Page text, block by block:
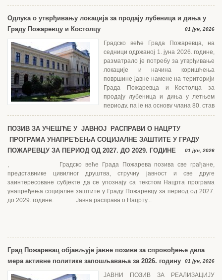
скупштинској сали града организовано је и полагање...
Одлука о утврђивању локација за продају лубеница и диња у
Граду Пожаревцу и Костолцу
01 јун, 2026
Градско веће Града Пожаревца, на
седници одржаној 1. јуна 2026. године,
разматрало је потребу за утврђивање
локације и начина коришћења
површине јавне намене на територији
Града Пожаревца и Костолца за
продају лубеница и диња у летњем
периоду, па је на основу члана 80. став
1.тачка...
ПОЗИВ ЗА УЧЕШЋЕ У ЈАВНОЈ РАСПРАВИ О НАЦРТУ
ПРОГРАМА УНАПРЕЂЕЊА СОЦИЈАЛНЕ ЗАШТИТЕ У ГРАДУ
ПОЖАРЕВЦУ ЗА ПЕРИОД ОД 2027. ДО 2029. ГОДИНЕ
01 јун, 2026
, Градско веће Града Пожарева позива све грађане,
представнике цивилног друштва, стручну јавност и све друге
заинтересоване субјекте да се упознају са текстом Нацрта програма
унапређења социјалне заштите у Граду Пожаревцу за период од 2027.
до 2029. године. Јавна расправа о Нацрту...
Град Пожаревац објављује јавне позиве за спровођење дела
мера активне политике запошљавања за 2026. годину
01 јун, 2026
ЈАВНИ ПОЗИВ ЗА РЕАЛИЗАЦИЈУ